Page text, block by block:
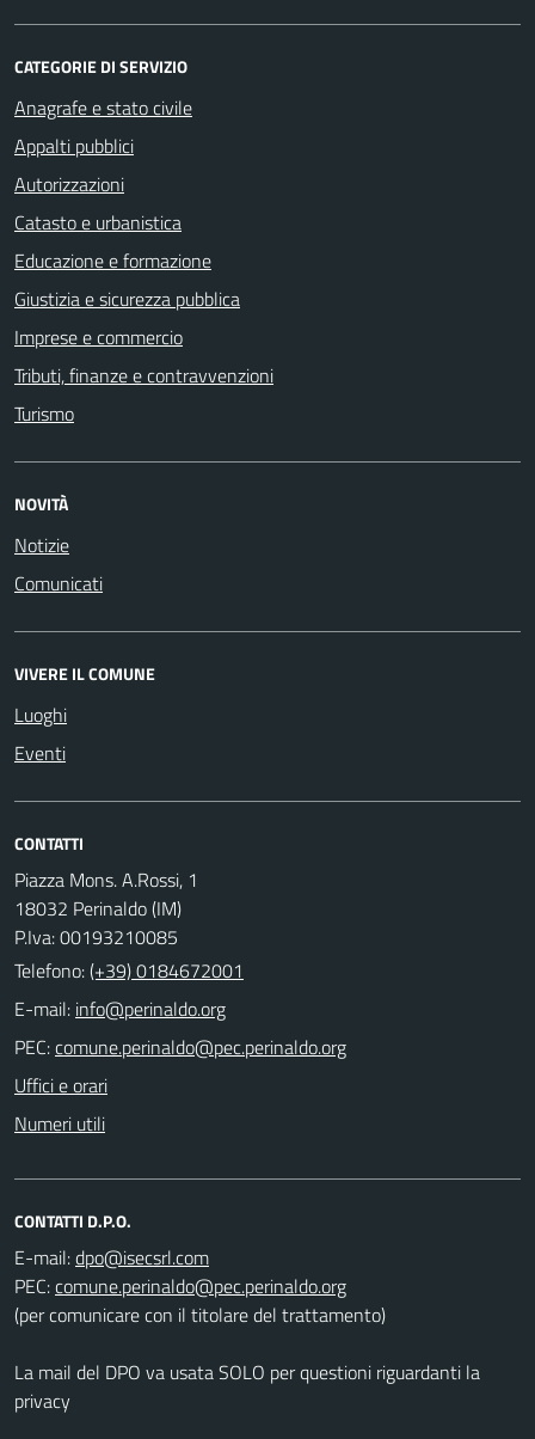
CATEGORIE DI SERVIZIO
Anagrafe e stato civile
Appalti pubblici
Autorizzazioni
Catasto e urbanistica
Educazione e formazione
Giustizia e sicurezza pubblica
Imprese e commercio
Tributi, finanze e contravvenzioni
Turismo
NOVITÀ
Notizie
Comunicati
VIVERE IL COMUNE
Luoghi
Eventi
CONTATTI
Piazza Mons. A.Rossi, 1
18032 Perinaldo (IM)
P.Iva: 00193210085
Telefono:(+39) 0184672001
E-mail:
PEC:
Uffici e orari
Numeri utili
CONTATTI D.P.O.
E-mail:
PEC:
(per comunicare con il titolare del trattamento)
La mail del DPO va usata SOLO per questioni riguardanti la
privacy